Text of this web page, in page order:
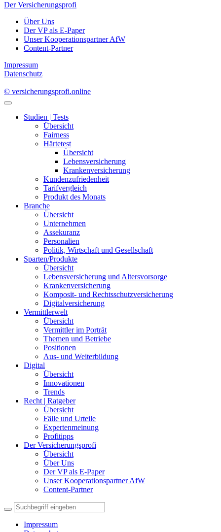
Der Versicherungsprofi
Über Uns
Der VP als E-Paper
Unser Kooperationspartner AfW
Content-Partner
Impressum
Datenschutz
© versicherungsprofi.online
Studien | Tests
Übersicht
Fairness
Härtetest
Übersicht
Lebensversicherung
Krankenversicherung
Kundenzufriedenheit
Tarifvergleich
Produkt des Monats
Branche
Übersicht
Unternehmen
Assekuranz
Personalien
Politik, Wirtschaft und Gesellschaft
Sparten/Produkte
Übersicht
Lebensversicherung und Altersvorsorge
Krankenversicherung
Komposit- und Rechtsschutzversicherung
Digitalversicherung
Vermittlerwelt
Übersicht
Vermittler im Porträt
Themen und Betriebe
Positionen
Aus- und Weiterbildung
Digital
Übersicht
Innovationen
Trends
Recht | Ratgeber
Übersicht
Fälle und Urteile
Expertenmeinung
Profitipps
Der Versicherungsprofi
Übersicht
Über Uns
Der VP als E-Paper
Unser Kooperationspartner AfW
Content-Partner
Impressum